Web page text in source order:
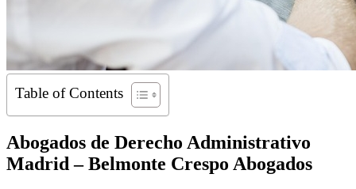
Table of Contents
Abogados de Derecho Administrativo
Madrid – Belmonte Crespo Abogados